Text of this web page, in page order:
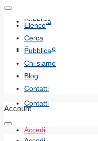
Pubblica
Chi siamo
Blog
Contatti
Accedi
Elenco
Cerca
Pubblica
Chi siamo
Blog
Contatti
Account